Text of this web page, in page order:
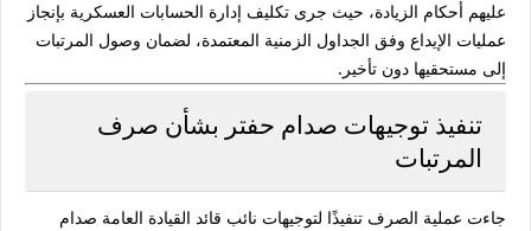
عليهم أحكام الزيادة، حيث جرى تكليف إدارة الحسابات العسكرية بإنجاز
عمليات الإيداع وفق الجداول الزمنية المعتمدة، لضمان وصول المرتبات
إلى مستحقيها دون تأخير.
تنفيذ توجيهات صدام حفتر بشأن صرف
المرتبات
جاءت عملية الصرف تنفيذًا لتوجيهات نائب قائد القيادة العامة صدام